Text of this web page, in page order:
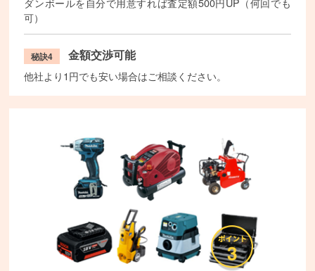
可）
秘訣4 金額交渉可能
他社より1円でも安い場合はご相談ください。